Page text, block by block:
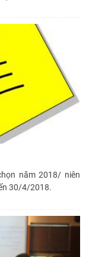
năm 2018/ niên
30/4/2018.